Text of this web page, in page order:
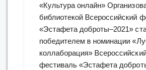
«Культура онлайн»
библиотекой Всероссийский
«Эстафета доброты–2021»
победителем в номинации
коллаборация»
фестиваль «Эстафета